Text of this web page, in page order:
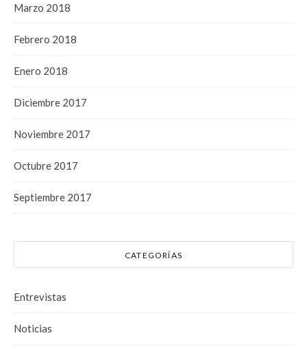
Marzo 2018
Febrero 2018
Enero 2018
Diciembre 2017
Noviembre 2017
Octubre 2017
Septiembre 2017
CATEGORÍAS
Entrevistas
Noticias